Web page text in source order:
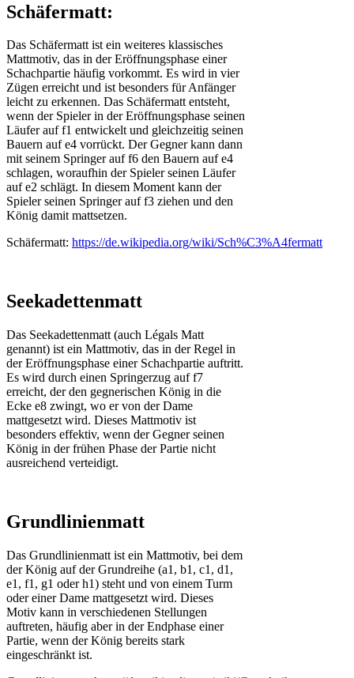
Schäfermatt:
Das Schäfermatt ist ein weiteres klassisches
Mattmotiv, das in der Eröffnungsphase einer
Schachpartie häufig vorkommt. Es wird in vier
Zügen erreicht und ist besonders für Anfänger
leicht zu erkennen. Das Schäfermatt entsteht,
wenn der Spieler in der Eröffnungsphase seinen
Läufer auf f1 entwickelt und gleichzeitig seinen
Bauern auf e4 vorrückt. Der Gegner kann dann
mit seinem Springer auf f6 den Bauern auf e4
schlagen, woraufhin der Spieler seinen Läufer
auf e2 schlägt. In diesem Moment kann der
Spieler seinen Springer auf f3 ziehen und den
König damit mattsetzen.
Schäfermatt: https://de.wikipedia.org/wiki/Sch%C3%A4fermatt
Seekadettenmatt
Das Seekadettenmatt (auch Légals Matt
genannt) ist ein Mattmotiv, das in der Regel in
der Eröffnungsphase einer Schachpartie auftritt.
Es wird durch einen Springerzug auf f7
erreicht, der den gegnerischen König in die
Ecke e8 zwingt, wo er von der Dame
mattgesetzt wird. Dieses Mattmotiv ist
besonders effektiv, wenn der Gegner seinen
König in der frühen Phase der Partie nicht
ausreichend verteidigt.
Grundlinienmatt
Das Grundlinienmatt ist ein Mattmotiv, bei dem
der König auf der Grundreihe (a1, b1, c1, d1,
e1, f1, g1 oder h1) steht und von einem Turm
oder einer Dame mattgesetzt wird. Dieses
Motiv kann in verschiedenen Stellungen
auftreten, häufig aber in der Endphase einer
Partie, wenn der König bereits stark
eingeschränkt ist.